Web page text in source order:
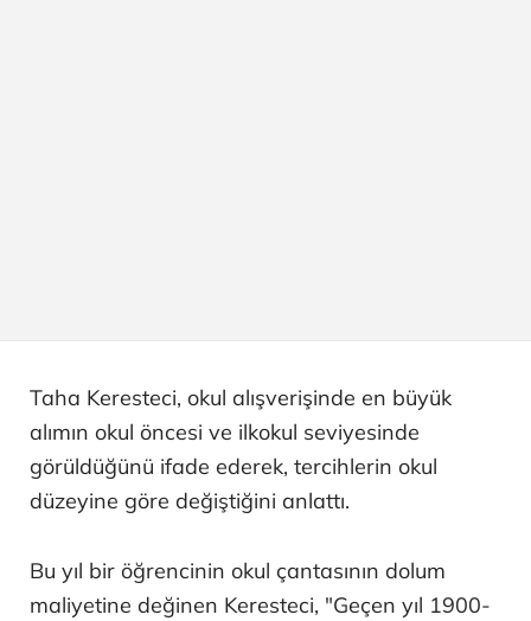
Taha Keresteci, okul alışverişinde en büyük
alımın okul öncesi ve ilkokul seviyesinde
görüldüğünü ifade ederek, tercihlerin okul
düzeyine göre değiştiğini anlattı.
Bu yıl bir öğrencinin okul çantasının dolum
maliyetine değinen Keresteci, "Geçen yıl 1900-